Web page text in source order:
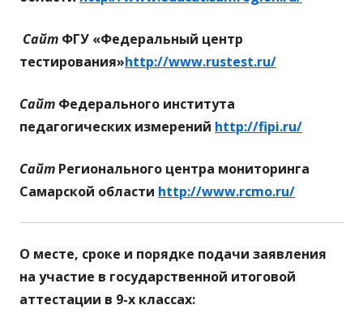
Сайт ФГУ «Федеральный центр
тестирования»http://www.rustest.ru/
Сайт Федерального института
педагогических измерений http://fipi.ru/
Сайт Регионального центра мониторинга
Самарской области http://www.rcmo.ru/
О месте, сроке и порядке подачи заявления
на участие в государственной итоговой
аттестации в 9-х классах: